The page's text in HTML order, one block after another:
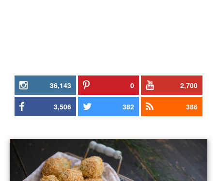
36,143 0 2,700
3,506 382 386